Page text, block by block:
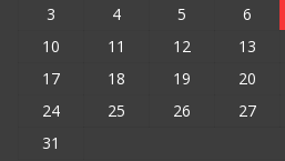
3
4 5 6
10
11 12 13
17
18 19 20
24
25 26 27
31